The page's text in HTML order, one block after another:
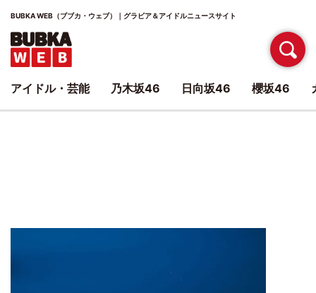
BUBKA WEB（ブブカ・ウェブ）｜グラビア＆アイドルニュースサイト
アイドル・芸能 乃木坂46 日向坂46 櫻坂46